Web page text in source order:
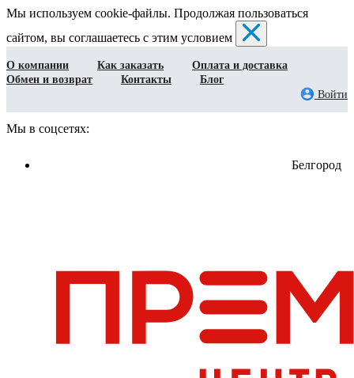
Мы используем cookie-файлы. Продолжая пользоваться
сайтом, вы соглашаетесь с этим условием
О компании Как заказать
Оплата и доставка
Обмен и возврат
Контакты
Блог
Войти
Мы в соцсетях:
Белгород